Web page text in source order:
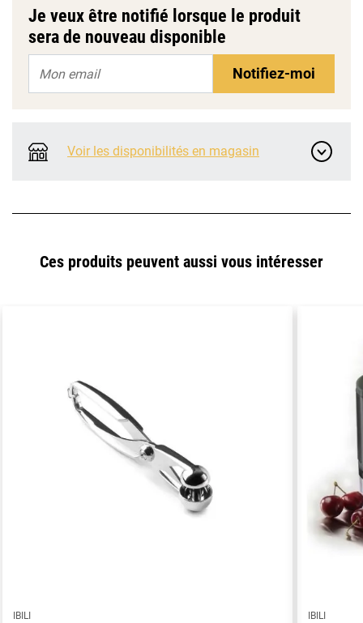
Je veux être notifié lorsque le produit
sera de nouveau disponible
Notifiez-moi
Voir les disponibilités en magasin
Ces produits peuvent aussi vous intéresser
IBILI IBILI